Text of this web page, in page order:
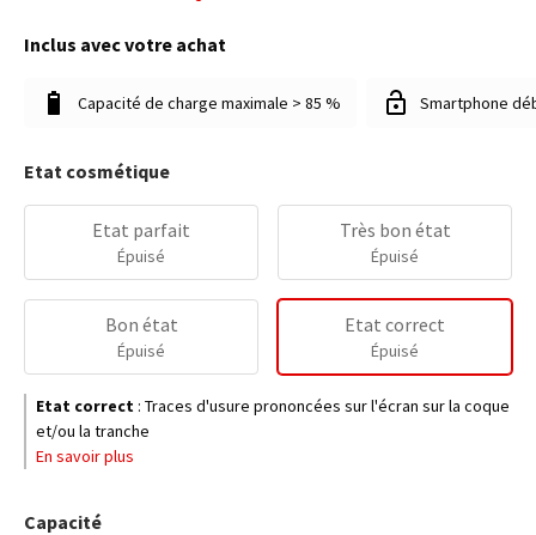
Inclus avec votre achat
Capacité de charge maximale > 85 % Smartphone
Etat cosmétique
Etat parfait
Épuisé
Très bon état
Épuisé
Bon état
Épuisé
Etat correct
Épuisé
Etat correct : Traces d'usure prononcées sur l'écran sur la coque
et/ou la tranche
En savoir plus
Capacité